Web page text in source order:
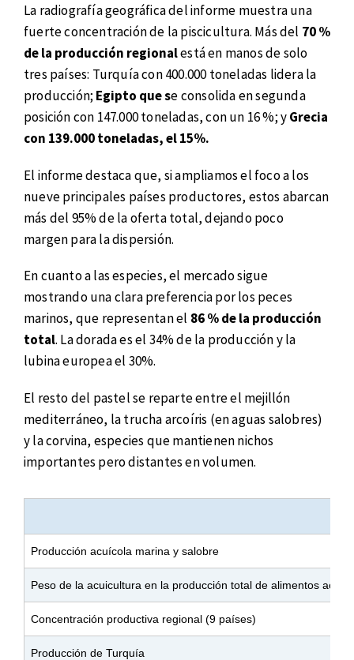
La radiografía geográfica del informe muestra una
fuerte concentración de la piscicultura. Más del 70 %
de la producción regionalestá en manos de solo
tres países: Turquía con 400.000 toneladas lidera la
producción; Egipto que se consolida en segunda
posición con 147.000 toneladas, con un 16 %; yGrecia
con 139.000 toneladas, el 15%.
El informe destaca que, si ampliamos el foco a los
nueve principales países productores, estos abarcan
más del 95% de la oferta total, dejando poco
margen para la dispersión.
En cuanto a las especies, el mercado sigue
mostrando una clara preferencia por los peces
marinos, que representan el 86 % de la producción
total. La dorada es el 34% de la producción y la
lubina europea el 30%.
El resto del pastel se reparte entre el mejillón
mediterráneo, la trucha arcoíris (en aguas salobres)
y la corvina, especies que mantienen nichos
importantes pero distantes en volumen.
Producción acuícola marina y salobre
Peso de la acuicultura en la producción total de alimentos
Concentración productiva regional (9 países)
Producción de Turquía